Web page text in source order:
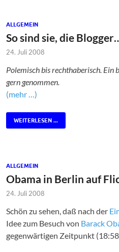
ALLGEMEIN
So sind sie, die
24. Juli 2008
Polemisch bis rechthaberisch. Ein
gern genommen.
(mehr …)
WEITERLESEN ...
ALLGEMEIN
Obama in Berlin auf
24. Juli 2008
Schön zu sehen, daß nach der
Idee zum Besuch von Barack
gegenwärtigen Zeitpunkt